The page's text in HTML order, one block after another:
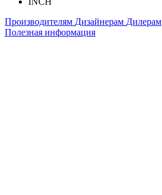
Производителям Дизайнерам Дилерам
Полезная информация